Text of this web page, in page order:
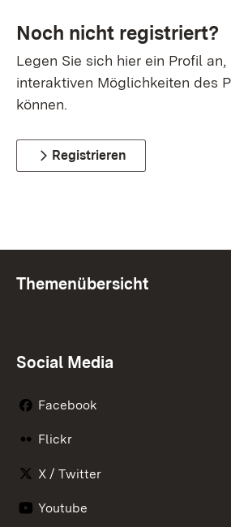
Noch nicht registriert?
Legen Sie sich hier ein Profil an,
interaktiven Möglichkeiten des
können.
Registrieren
Themenübersicht
Social Media
Facebook
Flickr
X / Twitter
Youtube